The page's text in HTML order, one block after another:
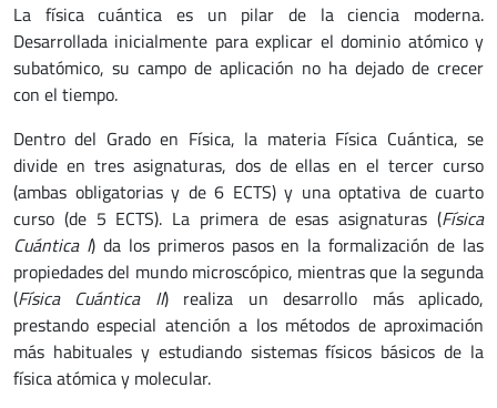
La física cuántica es un pilar de la ciencia moderna.
Desarrollada inicialmente para explicar el dominio atómico y
subatómico, su campo de aplicación no ha dejado de crecer
con el tiempo.
Dentro del Grado en Física, la materia Física Cuántica, se
divide en tres asignaturas, dos de ellas en el tercer curso
(ambas obligatorias y de 6 ECTS) y una optativa de cuarto
curso (de 5 ECTS). La primera de esas asignaturas (Física
Cuántica I) da los primeros pasos en la formalización de las
propiedades del mundo microscópico, mientras que la segunda
(Física Cuántica II) realiza un desarrollo más aplicado,
prestando especial atención a los métodos de aproximación
más habituales y estudiando sistemas físicos básicos de la
física atómica y molecular.